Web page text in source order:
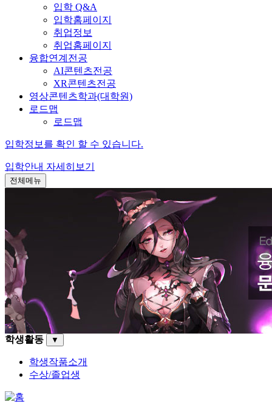
입학 Q&A
입학홈페이지
취업정보
취업홈페이지
융합연계전공
AI콘텐츠전공
XR콘텐츠전공
영상콘텐츠학과(대학원)
로드맵
로드맵
입학정보를 확인 할 수 있습니다.
입학안내 자세히보기
전체메뉴
학생활동 ▼
학생작품소개
수상/졸업생